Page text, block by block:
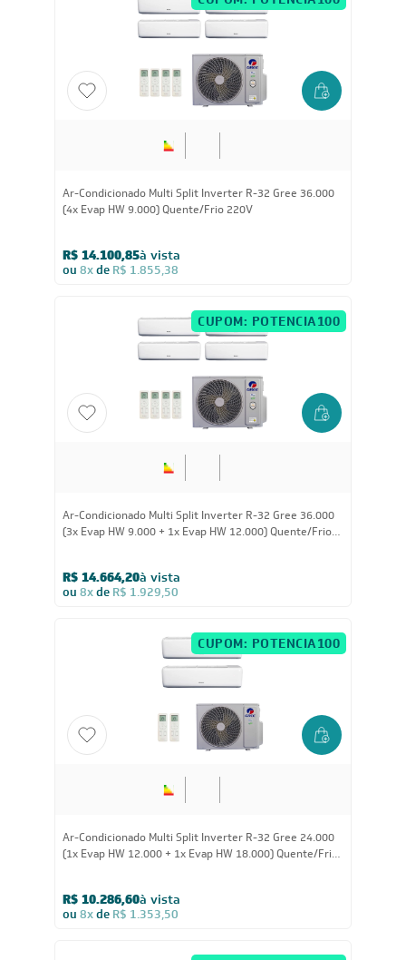
Ar-Condicionado Multi Split Inverter R-32 Gree 24.000
(2x Evap HW 9.000 + 1x Evap HW 18.000) Quente/Frio
R$ 10.928,80à vista
ou 8xde R$ 1.438,00
CUPOM: POTENCIA200
Ar-Condicionado Multi Split Inverter R-32 Gree 24.000
(3x Evap HW 9.000) Quente/Frio 220V
R$ 9.936,05à vista
ou 8xde R$ 1.307,38
CUPOM: POTENCIA200
Ar-Condicionado Multi Split Inverter R-32 Gree 24.000
(2x Evap HW 9.000 + 1x Evap HW 12.000) Quente/Frio
R$ 10.499,40à vista
ou 8xde R$ 1.381,50